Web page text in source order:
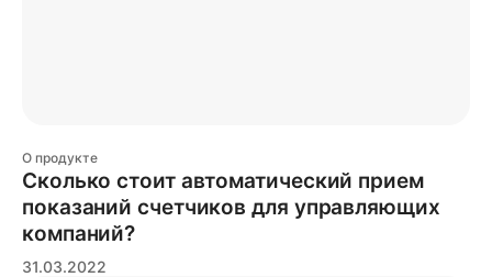
О продукте
Сколько стоит автоматический прием
показаний счетчиков для управляющих
компаний?
31.03.2022